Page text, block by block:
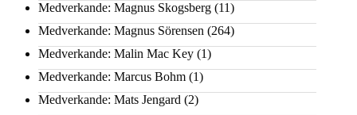
Medverkande: Magnus Skogsberg (11)
Medverkande: Magnus Sörensen (264)
Medverkande: Malin Mac Key (1)
Medverkande: Marcus Bohm (1)
Medverkande: Mats Jengard (2)